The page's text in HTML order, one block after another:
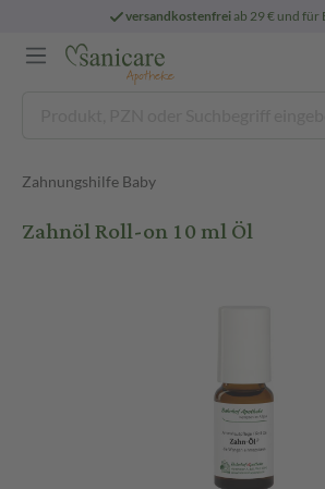
versandkostenfreiab 29 € und für
Zahnungshilfe Baby
Zahnöl Roll-on 10 ml Öl